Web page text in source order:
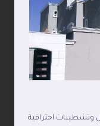
وتشطيبات احترافية